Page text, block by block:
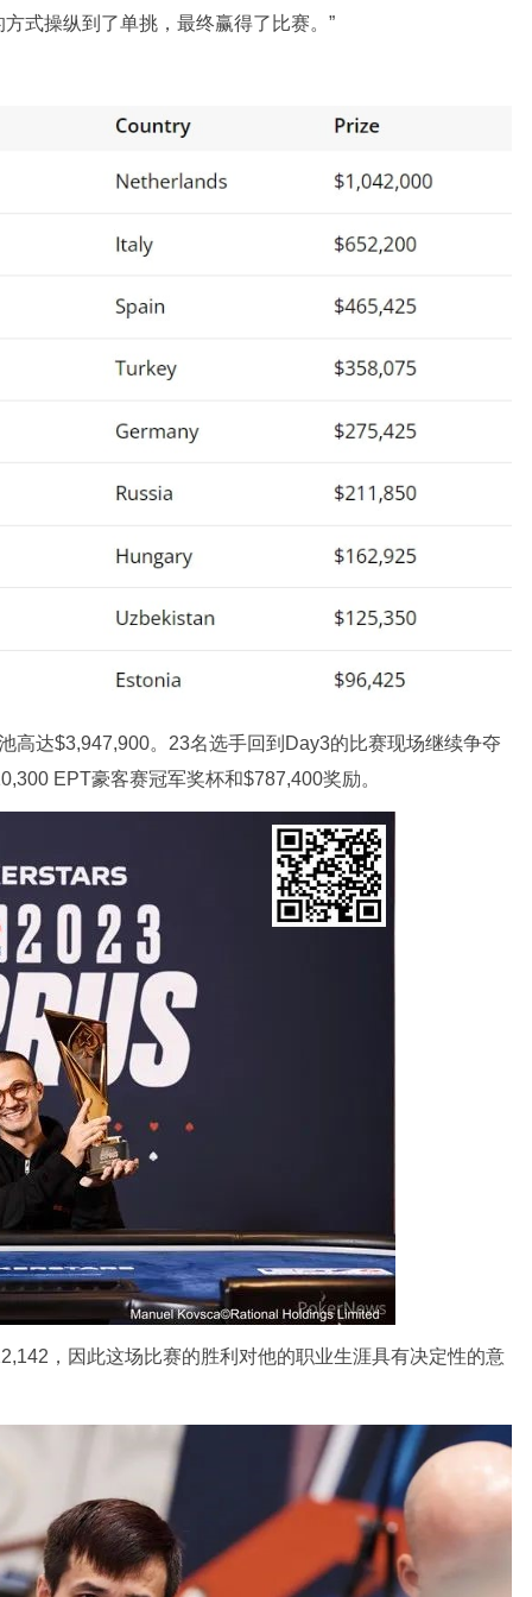
式操纵到了单挑，最终赢得了比赛。”
高达$3,947,900。23名选手回到Day3的比赛现场继续争夺
EPT豪客赛冠军奖杯和$787,400奖励。
，因此这场比赛的胜利对他的职业生涯具有决定性的意